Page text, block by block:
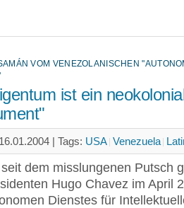
VOM VENEZOLANISCHEN
ist ein
| Tags: USA Venezuela
dem misslungenen Putsch
Hugo Chavez im April
Dienstes für